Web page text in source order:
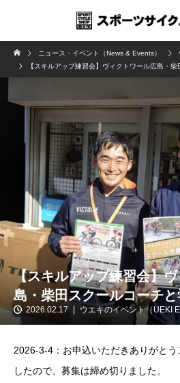
ニュース・イベント（News & Events）
【スキルアップ練習会】ヴィクトワール広島・
【スキルアップ練習会】
島・柴田スクールコーチ
2026.02.17 ウエキのイベント（UEKI
2026-3-4：お申込いただきありがと
したので、募集は締め切りました。